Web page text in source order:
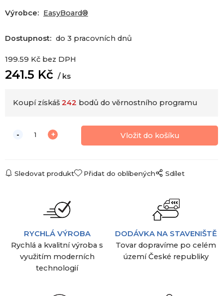
Výrobce: EasyBoard®
Dostupnost: do 3 pracovních dnů
199.59 Kč bez DPH
241.5 Kč ks
Koupí získáš 242 bodů do věrnostního programu
Sledovat produkt Přidat do oblíbených Sdílet
RYCHLÁ VÝROBA
Rychlá a kvalitní výroba s
využitím moderních
technologií
DODÁVKA NA STAVENIŠTĚ
Tovar dopravíme po celém
území České republiky